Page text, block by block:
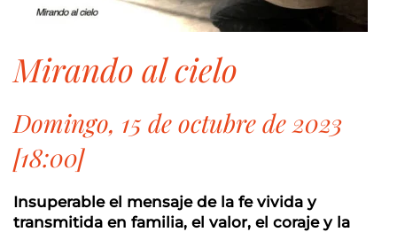
mirando al cielo
Domingo, 15 de octubre de 2023
[18:00]
Insuperable el mensaje de la fe vivida y
transmitida en familia, el valor, el coraje y la